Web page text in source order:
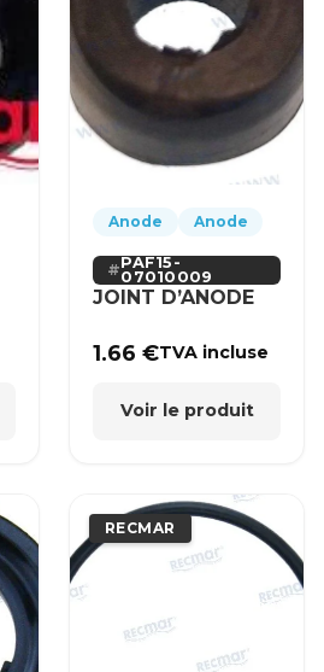
Anode Anode
PAF15-
07010009
JOINT D’ANODE
1.66€TVA incluse
Voir le produit
RECMAR